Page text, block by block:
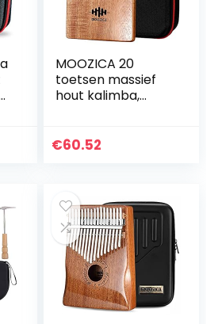
MOOZICA 20
toetsen massief
hout kalimba,
professionele
hardcase…
€60.52